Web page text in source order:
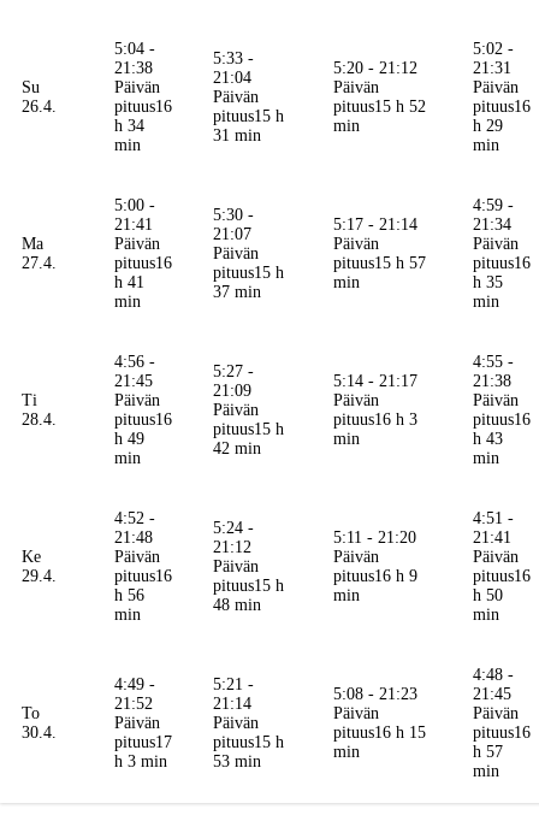
Su
26.4.
5:04 -
21:38
Päivän
pituus16
h 34
min
5:33 -
21:04
Päivän
pituus15 h
31 min
5:20 - 21:12
Päivän
pituus15 h 52
min
5:02 -
21:31
Päivän
pituus16
h 29
min
Ma
27.4.
5:00 -
21:41
Päivän
pituus16
h 41
min
5:30 -
21:07
Päivän
pituus15 h
37 min
5:17 - 21:14
Päivän
pituus15 h 57
min
4:59 -
21:34
Päivän
pituus16
h 35
min
Ti
28.4.
4:56 -
21:45
Päivän
pituus16
h 49
min
5:27 -
21:09
Päivän
pituus15 h
42 min
5:14 - 21:17
Päivän
pituus16 h 3
min
4:55 -
21:38
Päivän
pituus16
h 43
min
Ke
29.4.
4:52 -
21:48
Päivän
pituus16
h 56
min
5:24 -
21:12
Päivän
pituus15 h
48 min
5:11 - 21:20
Päivän
pituus16 h 9
min
4:51 -
21:41
Päivän
pituus16
h 50
min
To
30.4.
4:49 -
21:52
Päivän
pituus17
h 3 min
5:21 -
21:14
Päivän
pituus15 h
53 min
5:08 - 21:23
Päivän
pituus16 h 15
min
4:48 -
21:45
Päivän
pituus16
h 57
min